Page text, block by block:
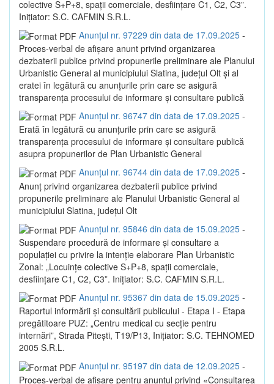
colective S+P+8, spații comerciale, desființare C1, C2, C3”.
Inițiator: S.C. CAFMIN S.R.L.
Anunțul nr. 97229 din data de 17.09.2025 -
Proces-verbal de afișare anunt privind organizarea
dezbaterii publice privind propunerile preliminare ale Planului
Urbanistic General al municipiului Slatina, județul Olt și al
eratei în legătură cu anunțurile prin care se asigură
transparența procesului de informare și consultare publică
Anunțul nr. 96747 din data de 17.09.2025 -
Erată în legătură cu anunțurile prin care se asigură
transparența procesului de informare și consultare publică
asupra propunerilor de Plan Urbanistic General
Anunțul nr. 96744 din data de 17.09.2025 -
Anunț privind organizarea dezbaterii publice privind
propunerile preliminare ale Planului Urbanistic General al
municipiului Slatina, județul Olt
Anunțul nr. 95846 din data de 15.09.2025 -
Suspendare procedură de informare și consultare a
populației cu privire la intenție elaborare Plan Urbanistic
Zonal: „Locuințe colective S+P+8, spații comerciale,
desființare C1, C2, C3”. Inițiator: S.C. CAFMIN S.R.L.
Anunțul nr. 95367 din data de 15.09.2025 -
Raportul informării și consultării publicului - Etapa I - Etapa
pregătitoare PUZ: „Centru medical cu secție pentru
internări”, Strada Pitești, T19/P13, Inițiator: S.C. TEHNOMED
2005 S.R.L.
Anunțul nr. 95197 din data de 12.09.2025 -
Proces-verbal de afișare pentru anunțul privind «Consultarea